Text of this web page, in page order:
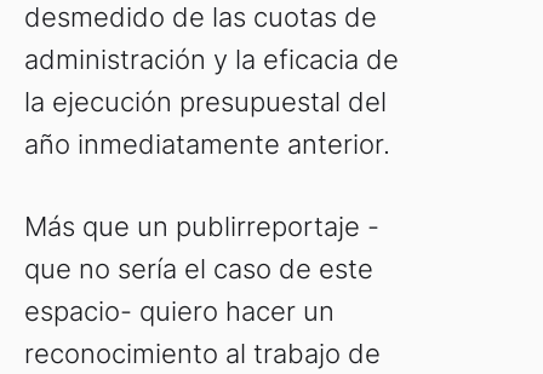
desmedido de las cuotas de
administración y la eficacia de
la ejecución presupuestal del
año inmediatamente anterior.
Más que un publirreportaje -
que no sería el caso de este
espacio- quiero hacer un
reconocimiento al trabajo de